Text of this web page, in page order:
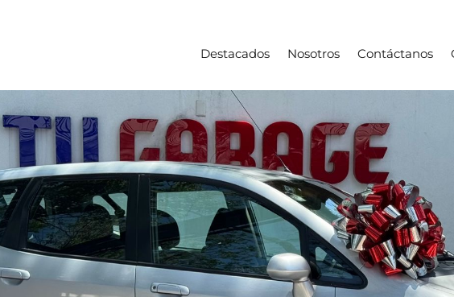
Destacados Nosotros Contáctanos